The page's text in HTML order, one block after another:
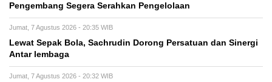
Pengembang Segera Serahkan Pengelolaan
Jumat, 7 Agustus 2026 - 20:35 WIB
Lewat Sepak Bola, Sachrudin Dorong Persatuan dan Sinergi
Antar lembaga
Jumat, 7 Agustus 2026 - 20:32 WIB